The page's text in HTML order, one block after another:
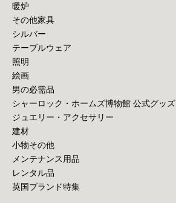
暖炉
その他家具
シルバー
テーブルウェア
照明
絵画
男の必需品
シャーロック・ホームズ博物館 公式グッズ
ジュエリー・アクセサリー
建材
小物その他
メンテナンス用品
レンタル品
英国ブランド特集